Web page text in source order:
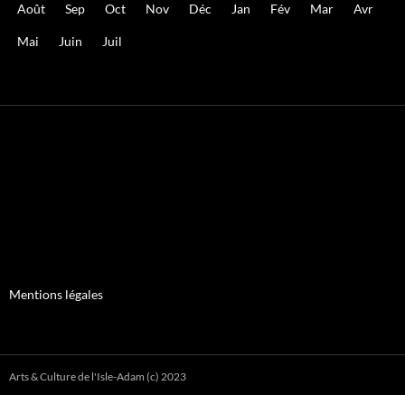
Août Sep Oct Nov Déc Jan Fév Mar Avr
Mai Juin Juil
Mentions légales